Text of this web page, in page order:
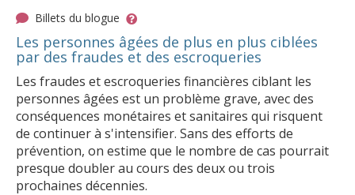
Billets du blogue
Les personnes âgées de plus en plus ciblées
par des fraudes et des escroqueries
Les fraudes et escroqueries financières ciblant les
personnes âgées est un problème grave, avec des
conséquences monétaires et sanitaires qui risquent
de continuer à s'intensifier. Sans des efforts de
prévention, on estime que le nombre de cas pourrait
presque doubler au cours des deux ou trois
prochaines décennies.